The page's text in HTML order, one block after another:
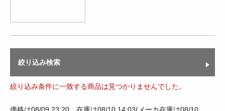
絞り込み検索
絞り込み条件に一致する商品は見つかりませんでした。